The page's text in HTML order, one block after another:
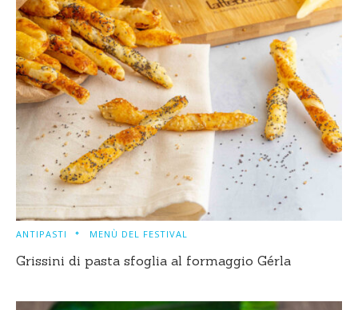
ANTIPASTI MENÙ DEL FESTIVAL
Grissini di pasta sfoglia al formaggio Gérla